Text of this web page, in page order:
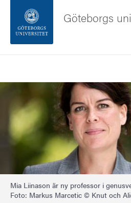
Sidfoten
Om webbplatsen
Göteborgs
Bild
Mia Liinason är ny professor i
Foto: Markus Marcetic © Knut och